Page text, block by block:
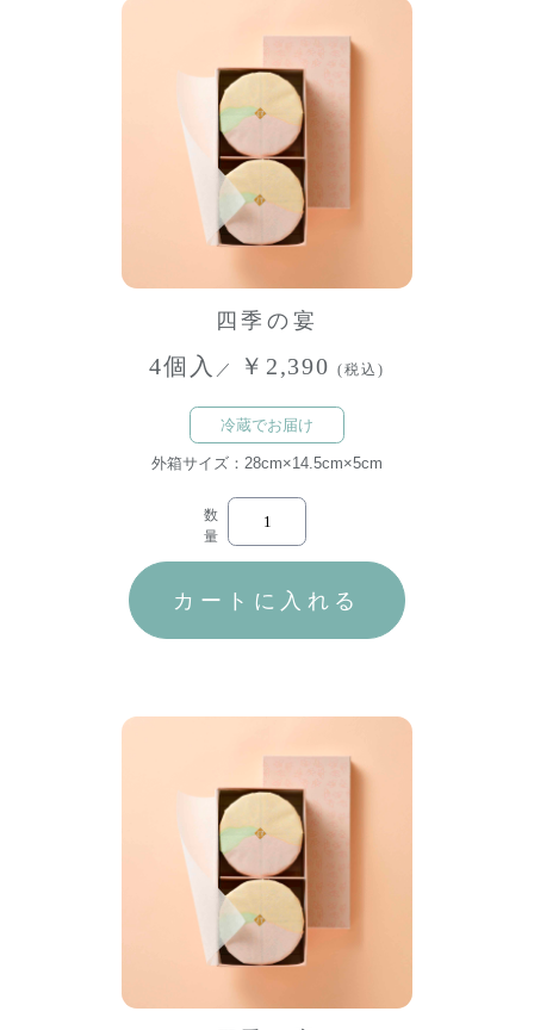
四季の宴
4個入 ／ ￥2,390 (税込)
冷蔵でお届け
外箱サイズ：28cm×14.5cm×5cm